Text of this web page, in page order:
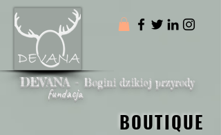
fundacja
DEVANA - Bogini dzikiej przyrody
BOUTIQUE
BOUTIQUE